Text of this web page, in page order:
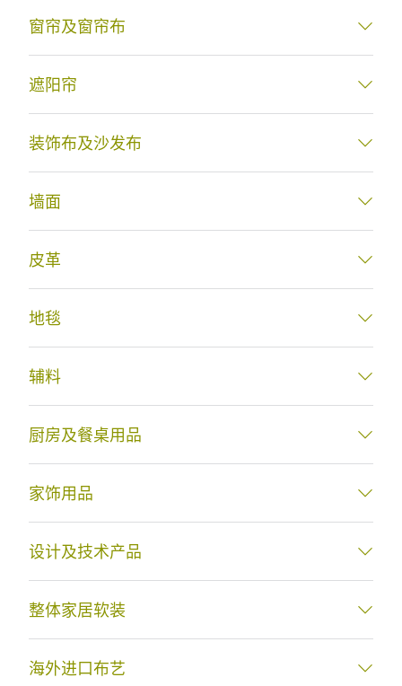
窗帘及窗帘布
遮阳帘
装饰布及沙发布
墙面
皮革
地毯
辅料
厨房及餐桌用品
家饰用品
设计及技术产品
整体家居软装
海外进口布艺